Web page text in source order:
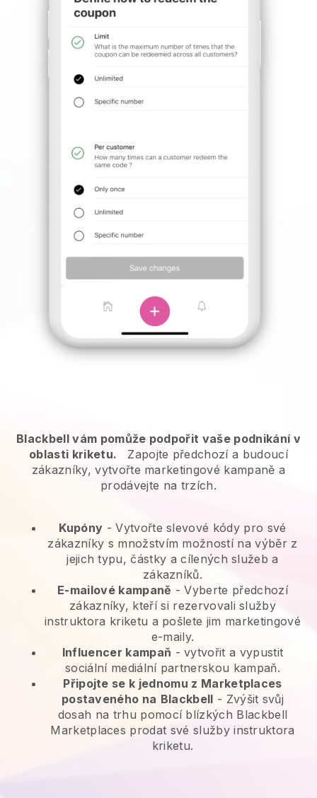
Blackbell vám pomůže podpořit vaše podnikání v
oblasti kriketu.
Zapojte předchozí a budoucí
zákazníky, vytvořte marketingové kampaně a
prodávejte na trzích.
Kupóny - Vytvořte slevové kódy pro své
zákazníky s množstvím možností na výběr z
jejich typu, částky a cílených služeb a
zákazníků.
E-mailové kampaně -Vyberte předchozí
zákazníky, kteří si rezervovali služby
instruktora kriketu a pošlete jim marketingové
e-maily.
Influencer kampaň - vytvořit a vypustit
sociální mediální partnerskou kampaň.
Připojte se k jednomu z Marketplaces
postaveného na Blackbell - Zvýšit svůj
dosah na trhu pomocí blízkých Blackbell
Marketplaces prodat své služby instruktora
kriketu.